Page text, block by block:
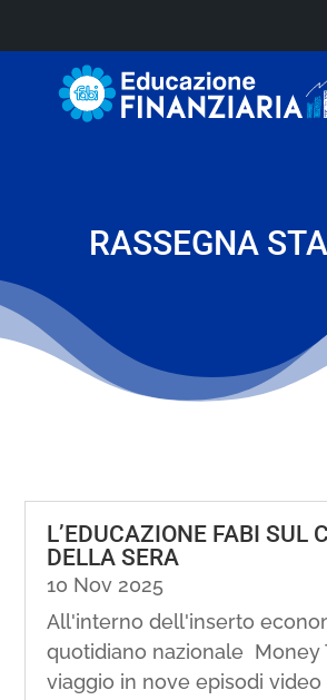
RASSEGNA
L’EDUCAZIONE FABI SUL
DELLA SERA
10 Nov 2025
All'interno dell'inserto
quotidiano nazionale Money
viaggio in nove episodi